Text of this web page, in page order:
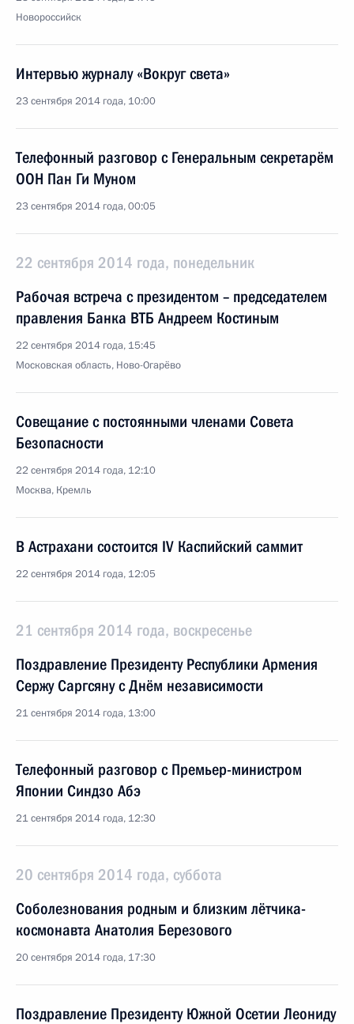
Новороссийск
Интервью журналу «Вокруг света»
23 сентября 2014 года, 10:00
Телефонный разговор с Генеральным секретарём
ООН Пан Ги Муном
23 сентября 2014 года, 00:05
22 сентября 2014 года, понедельник
Рабочая встреча с президентом – председателем
правления Банка ВТБ Андреем Костиным
22 сентября 2014 года, 15:45
Московская область, Ново-Огарёво
Совещание с постоянными членами Совета
Безопасности
22 сентября 2014 года, 12:10
Москва, Кремль
В Астрахани состоится IV Каспийский саммит
22 сентября 2014 года, 12:05
21 сентября 2014 года, воскресенье
Поздравление Президенту Республики Армения
Сержу Саргсяну с Днём независимости
21 сентября 2014 года, 13:00
Телефонный разговор с Премьер-министром
Японии Синдзо Абэ
21 сентября 2014 года, 12:30
20 сентября 2014 года, суббота
Соболезнования родным и близким лётчика-
космонавта Анатолия Березового
20 сентября 2014 года, 17:30
Поздравление Президенту Южной Осетии Леониду